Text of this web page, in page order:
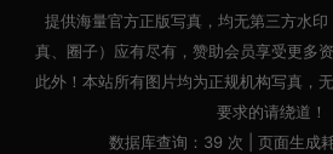
提供海量官方正版写真，均无第三方水
真、圈子）应有尽有，赞助会员享受更多
此外！本站所有图片均为正规机构写真，
要求的请绕道！
数据库查询：39 次 | 页面生成